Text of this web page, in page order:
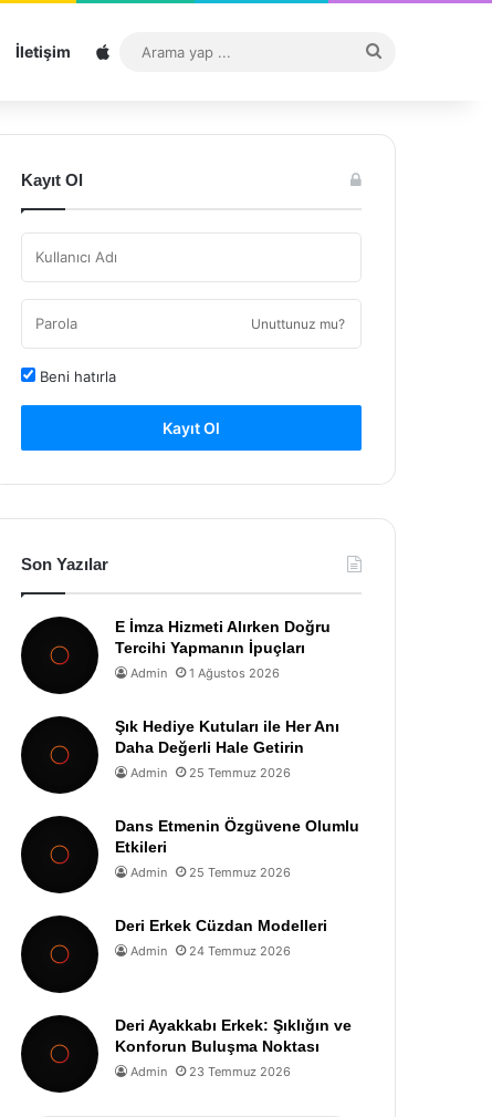
İletişim Sitemap
...
Kayıt Ol
Unuttunuz mu?
Beni hatırla
Kayıt Ol
Son Yazılar
E İmza Hizmeti Alırken Doğru
Tercihi Yapmanın İpuçları
Admin 1 Ağustos 2026
Şık Hediye Kutuları ile Her Anı
Daha Değerli Hale Getirin
Admin 25 Temmuz 2026
Dans Etmenin Özgüvene Olumlu
Etkileri
Admin 25 Temmuz 2026
Deri Erkek Cüzdan Modelleri
Admin 24 Temmuz 2026
Deri Ayakkabı Erkek: Şıklığın ve
Konforun Buluşma Noktası
Admin 23 Temmuz 2026